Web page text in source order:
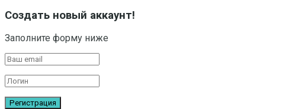
Создать новый аккаунт!
Заполните форму ниже